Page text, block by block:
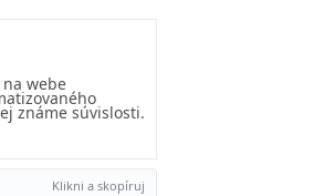
webe
známe súvislosti.
Klikni a skopíruj